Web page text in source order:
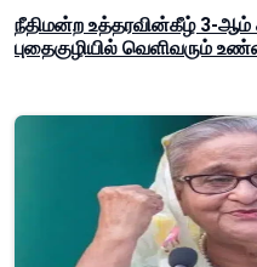
நீதிமன்ற உத்தரவின்கீழ் 3-
புதைகுழியில் வெளிவரும்